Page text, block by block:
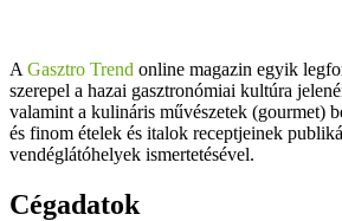
A Gasztro Trend online magazin egyik
szerepel a hazai gasztronómiai kultúra
valamint a kulináris művészetek (gourmet)
és finom ételek és italok receptjeinek
vendéglátóhelyek ismertetésével.
Cégadatok